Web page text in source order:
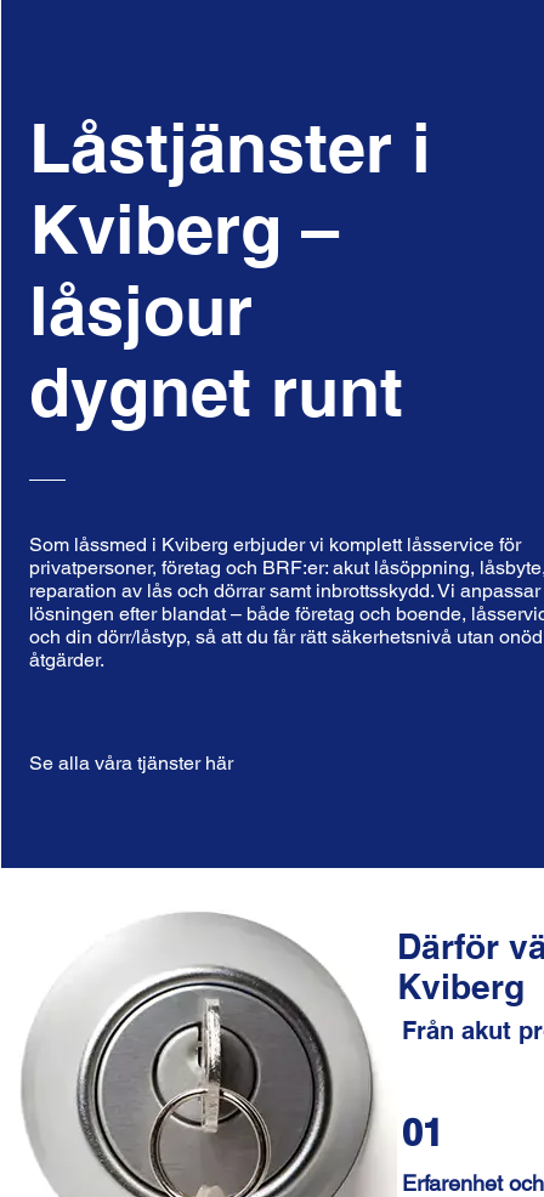
Låstjänster i
Kviberg –
låsjour
dygnet runt
Som låssmed i Kviberg erbjuder vi komplett låsservice för
privatpersoner, företag och BRF:er: akut låsöppning,
reparation av lås och dörrar samt inbrottsskydd. Vi anpassar
lösningen efter blandat – både företag och boende,
och din dörr/låstyp, så att du får rätt säkerhetsnivå utan
åtgärder.
Se alla våra tjänster här
Därför
Kviberg
Från akut
01
Erfarenhet